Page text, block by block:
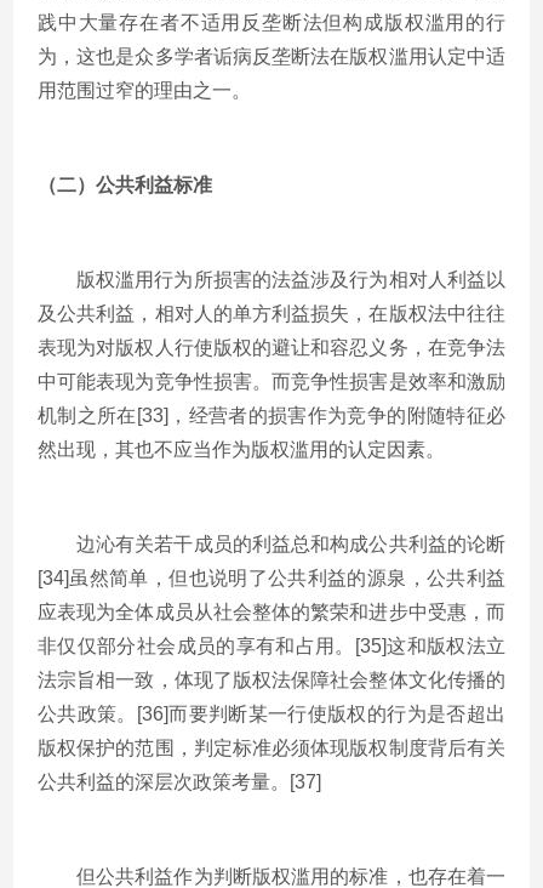
践中大量存在者不适用反垄断法但构成版权滥用的行
为，这也是众多学者诟病反垄断法在版权滥用认定中适
用范围过窄的理由之一。
（二）公共利益标准
版权滥用行为所损害的法益涉及行为相对人利益以
及公共利益，相对人的单方利益损失，在版权法中往往
表现为对版权人行使版权的避让和容忍义务，在竞争法
中可能表现为竞争性损害。而竞争性损害是效率和激励
机制之所在[33]，经营者的损害作为竞争的附随特征必
然出现，其也不应当作为版权滥用的认定因素。
边沁有关若干成员的利益总和构成公共利益的论断
[34]虽然简单，但也说明了公共利益的源泉，公共利益
应表现为全体成员从社会整体的繁荣和进步中受惠，而
非仅仅部分社会成员的享有和占用。[35]这和版权法立
法宗旨相一致，体现了版权法保障社会整体文化传播的
公共政策。[36]而要判断某一行使版权的行为是否超出
版权保护的范围，判定标准必须体现版权制度背后有关
公共利益的深层次政策考量。[37]
但公共利益作为判断版权滥用的标准，也存在着一